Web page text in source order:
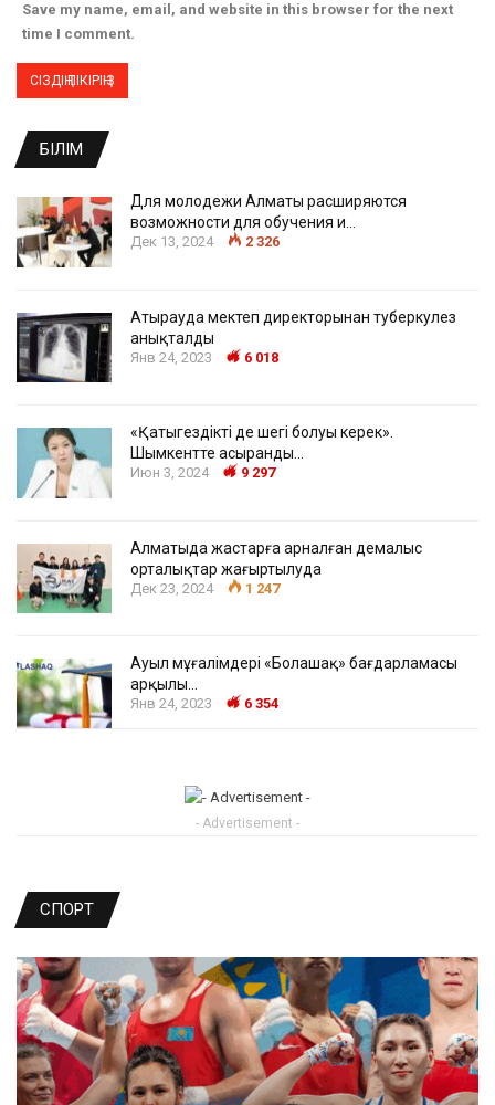
Save my name, email, and website in this browser for the next
time I comment.
БІЛІМ
Для молодежи Алматы расширяются
возможности для обучения и…
Дек 13, 2024 2 326
Атырауда мектеп директорынан туберкулез
анықталды
Янв 24, 2023 6 018
«Қатыгездіктің де шегі болуы керек».
Шымкентте асыранды…
Июн 3, 2024 9 297
Алматыда жастарға арналған демалыс
орталықтар жаңғыртылуда
Дек 23, 2024 1 247
Ауыл мұғалімдері «Болашақ» бағдарламасы
арқылы…
Янв 24, 2023 6 354
- Advertisement -
СПОРТ